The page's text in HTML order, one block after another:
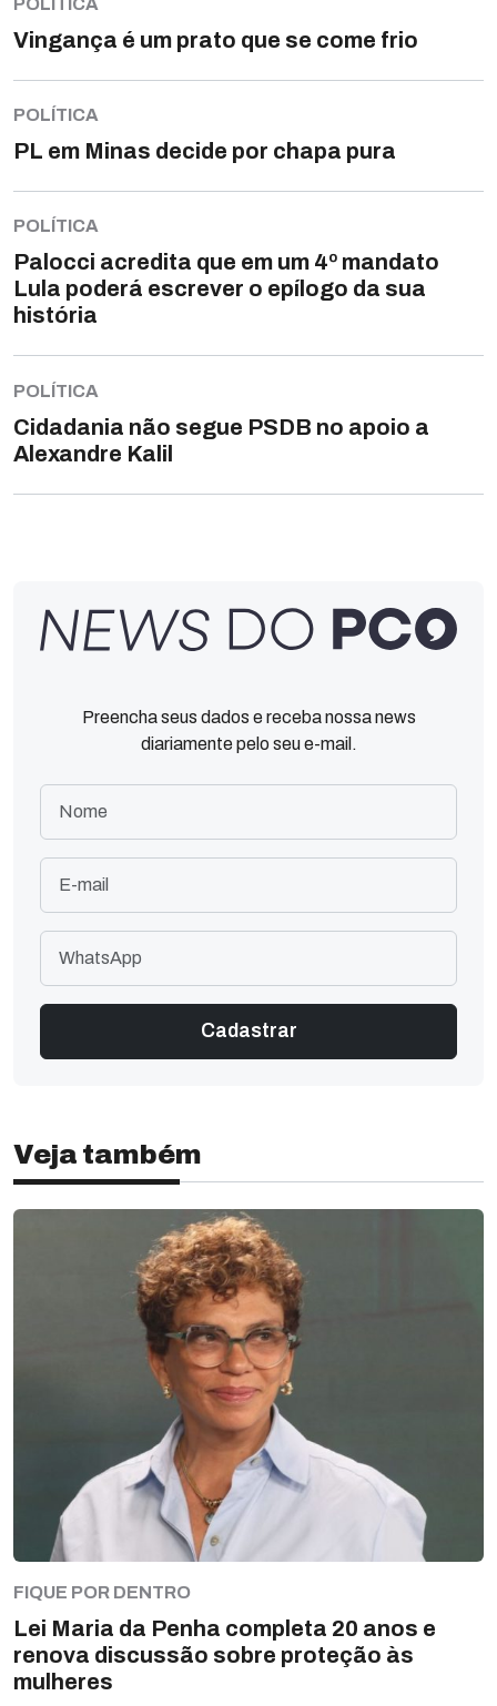
POLÍTICA
Vingança é um prato que se come frio
POLÍTICA
PL em Minas decide por chapa pura
POLÍTICA
Palocci acredita que em um 4º mandato
Lula poderá escrever o epílogo da sua
história
POLÍTICA
Cidadania não segue PSDB no apoio a
Alexandre Kalil
Preencha seus dados e receba nossa news
diariamente pelo seu e-mail.
Veja também
FIQUE POR DENTRO
Lei Maria da Penha completa 20 anos e
renova discussão sobre proteção às
mulheres